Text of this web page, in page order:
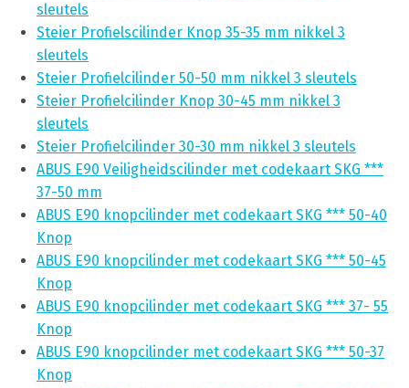
sleutels
Steier Profielscilinder Knop 35-35 mm nikkel 3
sleutels
Steier Profielcilinder 50-50 mm nikkel 3 sleutels
Steier Profielcilinder Knop 30-45 mm nikkel 3
sleutels
Steier Profielcilinder 30-30 mm nikkel 3 sleutels
ABUS E90 Veiligheidscilinder met codekaart SKG ***
37-50 mm
ABUS E90 knopcilinder met codekaart SKG *** 50-40
Knop
ABUS E90 knopcilinder met codekaart SKG *** 50-45
Knop
ABUS E90 knopcilinder met codekaart SKG *** 37- 55
Knop
ABUS E90 knopcilinder met codekaart SKG *** 50-37
Knop